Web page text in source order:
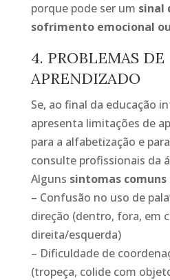
porque pode ser um sinal
sofrimento emocional
4. PROBLEMAS DE
APRENDIZADO
Se, ao final da educação
apresenta limitações de
para a alfabetização e
consulte profissionais da
Alguns sintomas comuns
– Confusão no uso de
direção (dentro, fora, em
direita/esquerda)
– Dificuldade de
(tropeça, colide com